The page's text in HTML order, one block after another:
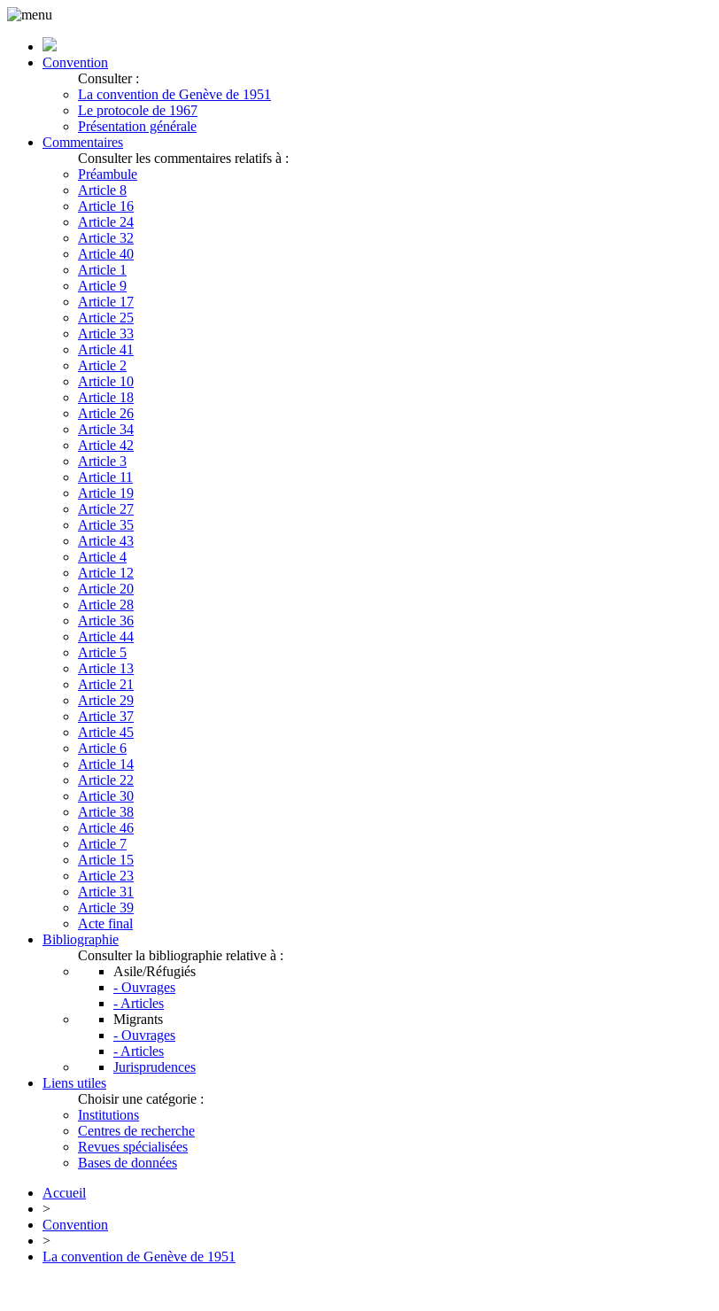
Convention
Consulter :
La convention de Genève de 1951
Le protocole de 1967
Présentation générale
Commentaires
Consulter les commentaires relatifs à :
Préambule
Article 8
Article 16
Article 24
Article 32
Article 40
Article 1
Article 9
Article 17
Article 25
Article 33
Article 41
Article 2
Article 10
Article 18
Article 26
Article 34
Article 42
Article 3
Article 11
Article 19
Article 27
Article 35
Article 43
Article 4
Article 12
Article 20
Article 28
Article 36
Article 44
Article 5
Article 13
Article 21
Article 29
Article 37
Article 45
Article 6
Article 14
Article 22
Article 30
Article 38
Article 46
Article 7
Article 15
Article 23
Article 31
Article 39
Acte final
Bibliographie
Consulter la bibliographie relative à :
Asile/Réfugiés
- Ouvrages
- Articles
Migrants
- Ouvrages
- Articles
Jurisprudences
Liens utiles
Choisir une catégorie :
Institutions
Centres de recherche
Revues spécialisées
Bases de données
Accueil
>
Convention
>
La convention de Genève de 1951